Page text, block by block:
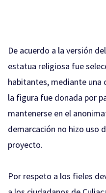
De acuerdo a la versión
estatua religiosa fue
habitantes, mediante una
la figura fue donada por
mantenerse en el
demarcación no hizo uso
proyecto.
Por respeto a los fieles